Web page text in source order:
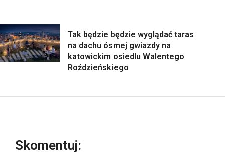
Tak będzie będzie wyglądać taras
na dachu ósmej gwiazdy na
katowickim osiedlu Walentego
Roździeńskiego
Skomentuj: